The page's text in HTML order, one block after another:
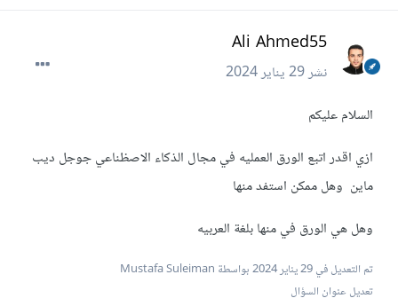
Ali Ahmed55
نشر29 يناير 2024
السلام عليكم
ازي اقدر اتبع الورق العمليه في مجال الذكاء الاصظناعي جوجل ديب
ماين وهل ممكن استفد منها
وهل هي الورق في منها بلغة العربيه
تم التعديل في29 يناير 2024
بواسطة Mustafa Suleiman
تعديل عنوان السؤال